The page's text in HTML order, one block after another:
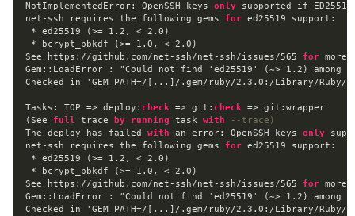
NotImplementedError: OpenSSH keys only supported if
net - ssh requires the following gems for ed25519 support:
* ed25519 ( >= 1.2 , < 2.0 )
* bcrypt_pbkdf ( >= 1.0 , < 2.0 )
See https: //github.com/net - ssh/net - ssh/issues/565 for more
Gem::LoadError : "Could not find 'ed25519' (~> 1.2) among
Checked in 'GEM_PATH=/[...]/.gem/ruby/2.3.0:/Library/
Tasks: TOP => deploy: check => git: check => git:wrapper
(See full trace by running task with
--trace)
The deploy has failed with an error: OpenSSH keys only
net - ssh requires the following gems for ed25519 support:
* ed25519 ( >= 1.2 , < 2.0 )
* bcrypt_pbkdf ( >= 1.0 , < 2.0 )
See https: //github.com/net - ssh/net - ssh/issues/565 for more
Gem::LoadError : "Could not find 'ed25519' (~> 1.2) among
Checked in 'GEM_PATH=/[...]/.gem/ruby/2.3.0:/Library/